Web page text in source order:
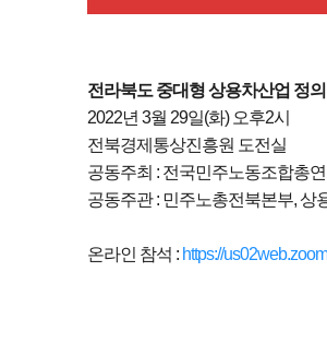
전라북도 중대형 상용차산업 정
2022년 3월 29일(화) 오후2시
전북경제통상진흥원 도전실
공동주최 : 전국민주노동조합총
공동주관 : 민주노총전북본부, 상
온라인 참석 : https://